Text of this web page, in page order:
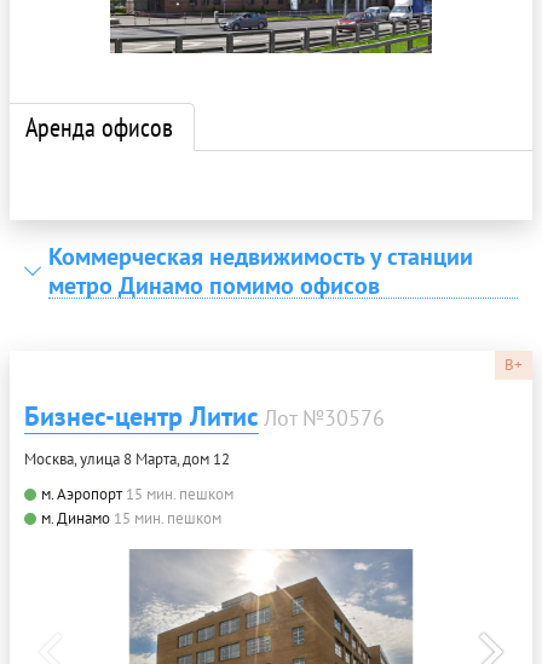
Аренда офисов
Коммерческая недвижимость у станции
метро Динамо помимо офисов
B+
Бизнес-центр Литис Лот №30576
Москва, улица 8 Марта, дом 12
м. Аэропорт 15 мин. пешком
м. Динамо 15 мин. пешком